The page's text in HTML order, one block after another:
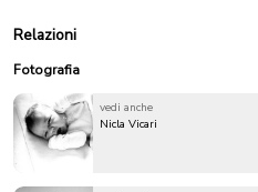
Relazioni
Fotografia
vedi anche
Nicla Vicari